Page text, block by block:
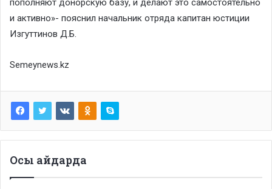
пополняют донорскую базу, и делают это самостоятельно
и активно»- пояснил начальник отряда капитан юстиции
Изгуттинов Д.Б.
Semeynews.kz
Осы айдарда